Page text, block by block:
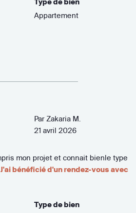
Appartement
Par Zakaria M.
21 avril 2026
mon projet et connait bienle type
bénéficié d'un rendez-vous avec
Type de bien